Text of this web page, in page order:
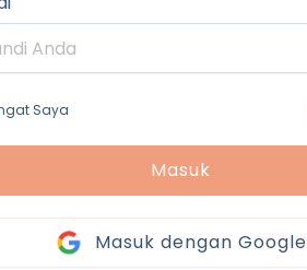
Saya
Masuk
Masuk dengan Google